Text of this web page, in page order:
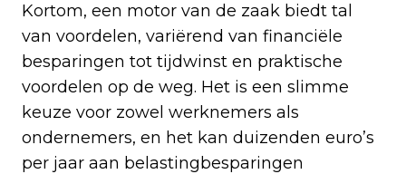
Kortom, een motor van de zaak biedt tal
van voordelen, variërend van financiële
besparingen tot tijdwinst en praktische
voordelen op de weg. Het is een slimme
keuze voor zowel werknemers als
ondernemers, en het kan duizenden euro’s
per jaar aan belastingbesparingen